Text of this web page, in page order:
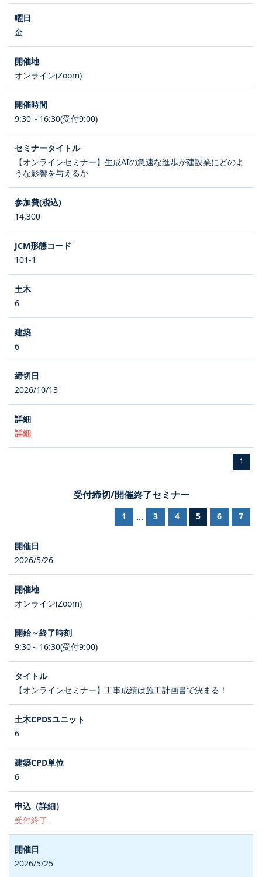
金
オンライン(Zoom)
9:30～16:30(受付9:00)
【オンラインセミナー】生成AIの急速な進歩が建設業にどのよ
うな影響を与えるか
14,300
101-1
6
6
2026/10/13
詳細
1
受付締切/開催終了セミナー
1 ... 3 4 5 6 7
2026/5/26
オンライン(Zoom)
9:30～16:30(受付9:00)
【オンラインセミナー】工事成績は施工計画書で決まる！
6
6
受付終了
2026/5/25